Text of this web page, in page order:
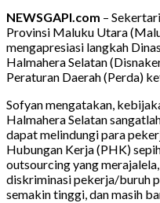
NEWSGAPI.com –
Provinsi Maluku Utara
mengapresiasi langkah
Halmahera Selatan
Peraturan Daerah (Perda)
Sofyan mengatakan,
Halmahera Selatan
dapat melindungi para
Hubungan Kerja (PHK)
outsourcing yang
diskriminasi pekerja/buruh
semakin tinggi, dan masih